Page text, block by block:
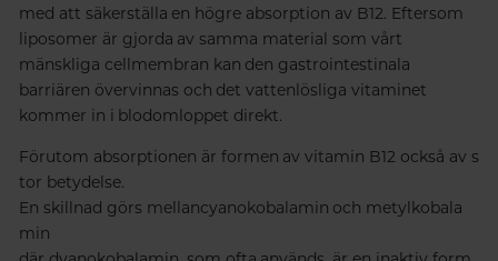
med att säkerställa en högre absorption av B12. Eftersom
liposomer är gjorda av samma material som vårt
mänskliga cellmembran kan den gastrointestinala
barriären övervinnas och det vattenlösliga vitaminet
kommer in i blodomloppet direkt.
Förutom absorptionen är formen av vitamin B12 också av s
tor betydelse.
En skillnad görs mellancyanokobalamin och metylkobala
min